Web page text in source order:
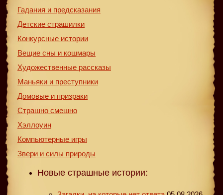
Гадания и предсказания
Детские страшилки
Конкурсные истории
Вещие сны и кошмары
Художественные рассказы
Маньяки и преступники
Домовые и призраки
Страшно смешно
Хэллоуин
Компьютерные игры
Звери и силы природы
Новые страшные истории: